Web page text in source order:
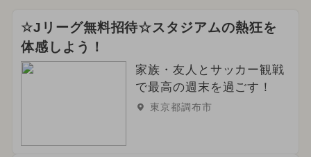
☆Jリーグ無料招待☆スタジアムの熱狂を
体感しよう！
家族・友人とサッカー観戦
で最高の週末を過ごす！
東京都調布市